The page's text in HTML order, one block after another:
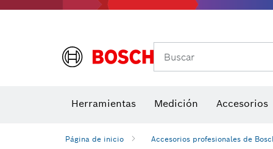
Buscar
Herramientas Medición Accesorios
Página de inicio Accesorios profesionales de